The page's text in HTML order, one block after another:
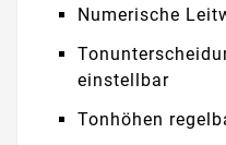
Numerische
einstellbar
Tonhöhen